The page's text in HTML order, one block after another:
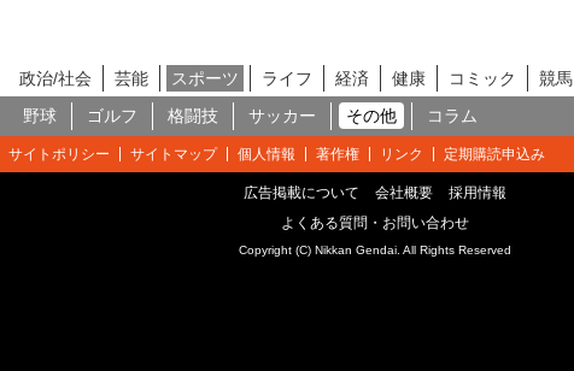
政治/社会 芸能 スポーツ ライフ 経済 健康 コミック 競馬
野球
ゴルフ 格闘技 サッカー その他 コラム
サイトポリシー サイトマップ 個人情報 著作権 リンク 定期購読申込み
広告掲載について 会社概要
採用情報
よくある質問・お問い合わせ
Copyright (C) Nikkan Gendai. All Rights Reserved